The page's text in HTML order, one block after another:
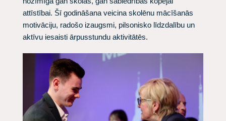
attīstībai. Šī godināšana veicina skolēnu mācīšanās
motivāciju, radošo izaugsmi, pilsonisko līdzdalību un
aktīvu iesaisti ārpusstundu aktivitātēs.